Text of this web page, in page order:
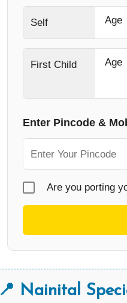
Self
First Child
Enter Pincode &
Are you porting
📍 Nainital